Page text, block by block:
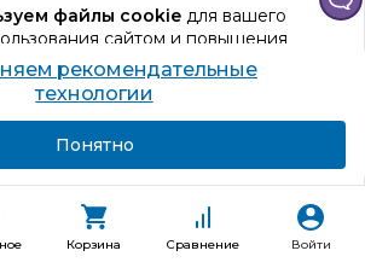
Корзина Сравнение Войти
файлы cookieдля вашего
сайтом и повышения
рекомендаций.
использование сайта, вы даете
обработку персональных данных
Вибросигнализация, Звуковая, Световая,
рекомендательные
технологии
Понятно